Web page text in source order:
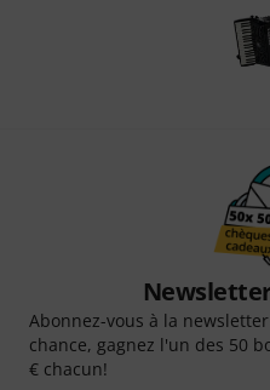
Abonnez-vous à la
chance, gagnez l'un des 50
€ chacun!